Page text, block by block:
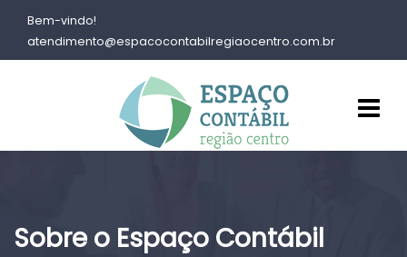
Bem-vindo!
atendimento@espacocontabilregiaocentro.com.br
Sobre o Espaço Contábil